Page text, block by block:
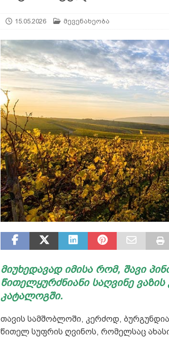
15.05.2026 მევენახეობა
მიუხედავად იმისა რომ, შავი
წითელყურძნიანი საღვინე ვაზის
კატალოგში.
თავის სამშობლოში, კერძოდ,
წითელ სუფრის ღვინოს, რომელსაც